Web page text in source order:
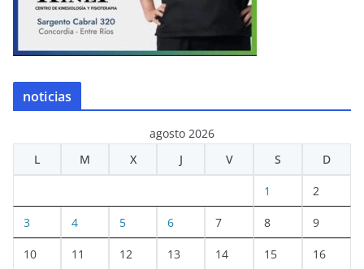
noticias
agosto 2026
L
M X J V S D
1 2
3 4 5 6 7 8 9
10 11 12 13 14 15 16